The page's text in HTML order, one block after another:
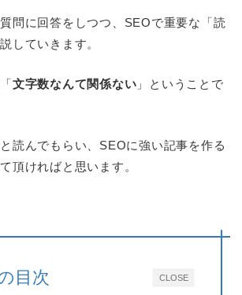
問に回答をしつつ、SEOで重要な「読
していきます。
文字数なんて関係ない 」ということで
読んでもらい、SEOに強い記事を作る
頂ければと思います。
CLOSE
目次